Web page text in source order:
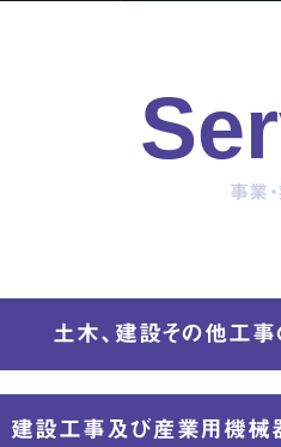
事業
土木、建設その他工事
建設工事及び産業用機械